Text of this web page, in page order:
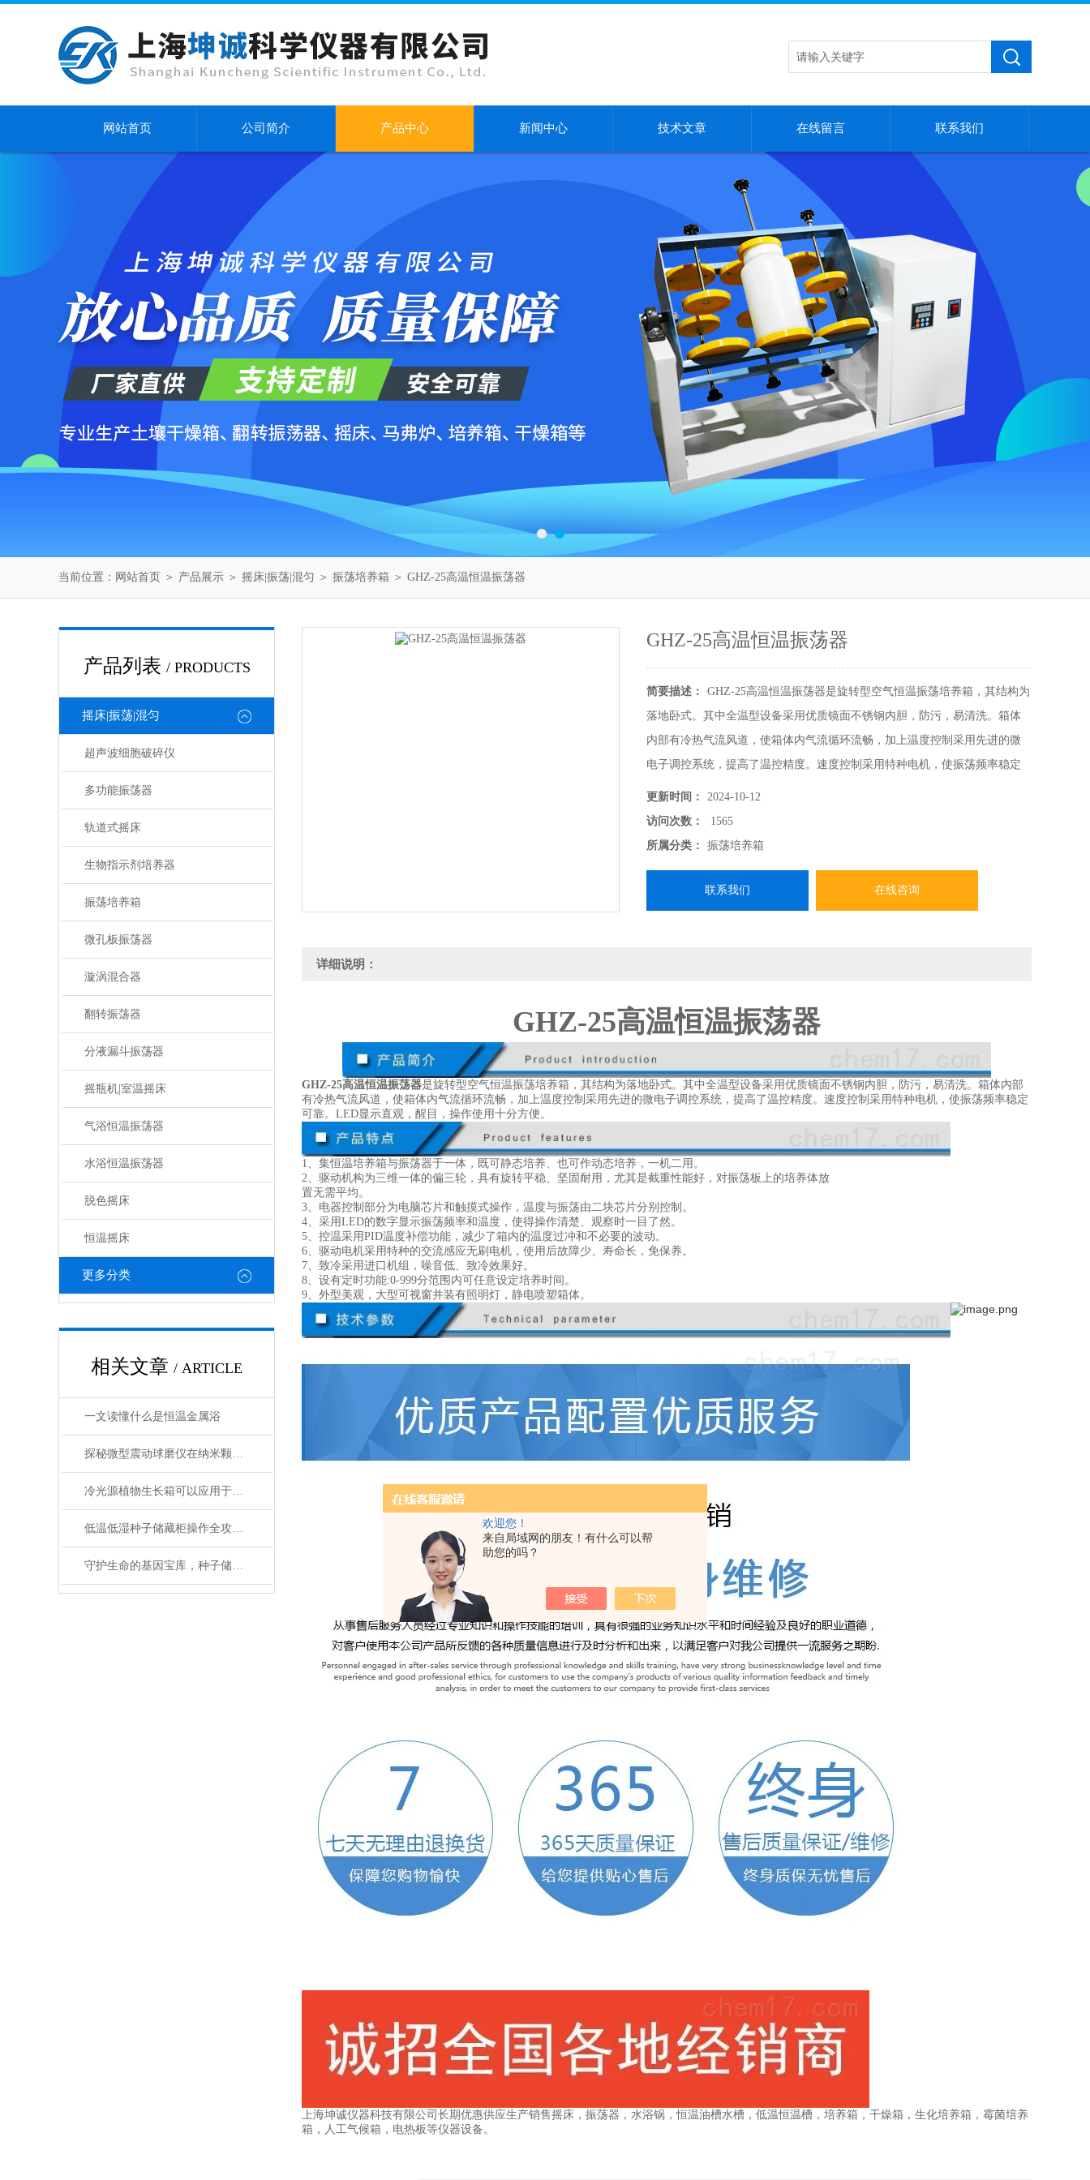
欢迎您！
来自局域网的朋友！有什么可以帮
助您的吗？
网站首页 公司简介 产品中心 新闻中心 技术文章 在线留言 联系我们
当前位置： 网站首页 ＞ 产品展示 ＞ 摇床|振荡|混匀 ＞ 振荡培养箱 ＞ GHZ-25高温恒温振荡器
产品列表 / PRODUCTS
摇床|振荡|混匀
超声波细胞破碎仪
多功能振荡器
轨道式摇床
生物指示剂培养器
振荡培养箱
微孔板振荡器
漩涡混合器
翻转振荡器
分液漏斗振荡器
摇瓶机|室温摇床
气浴恒温振荡器
水浴恒温振荡器
脱色摇床
恒温摇床
更多分类
相关文章 / ARTICLE
一文读懂什么是恒温金属浴
探秘微型震动球磨仪在纳米颗粒制备中的关键作用
冷光源植物生长箱可以应用于各种植物的生长
低温低湿种子储藏柜操作全攻略：从准备到维护的标准化流程
守护生命的基因宝库，种子储藏柜使用事项详解
GHZ-25高温恒温振荡器
简要描述：
GHZ-25高温恒温振荡器是旋转型空气恒温振荡培养箱，其结构为
落地卧式。其中全温型设备采用优质镜面不锈钢内胆，防污，易清洗。箱体
内部有冷热气流风道，使箱体内气流循环流畅，加上温度控制采用先进的微
电子调控系统，提高了温控精度。速度控制采用特种电机，使振荡频率稳定
可靠。LED显示直观，醒目，操作使用十分方便。
更新时间：
2024-10-12
访问次数：
1565
所属分类：
振荡培养箱
联系我们 在线咨询
详细说明：
GHZ-25高温恒温振荡器
GHZ-25高温恒温振荡器是旋转型空气恒温振荡培养箱，其结构为落地卧式。其中全温型设备采用优质镜面不锈钢内胆，防污，易清洗。箱体内部
有冷热气流风道，使箱体内气流循环流畅，加上温度控制采用先进的微电子调控系统，提高了温控精度。速度控制采用特种电机，使振荡频率稳定
可靠。LED显示直观，醒目，操作使用十分方便。
1、集恒温培养箱与振荡器于一体，既可静态培养、也可作动态培养，一机二用。
2、驱动机构为三维一体的偏三轮，具有旋转平稳、坚固耐用，尤其是截重性能好，对振荡板上的培养体放
置无需平均。
3、电器控制部分为电脑芯片和触摸式操作，温度与振荡由二块芯片分别控制。
4、采用LED的数字显示振荡频率和温度，使得操作清楚、观察时一目了然。
5、控温采用PID温度补偿功能，减少了箱内的温度过冲和不必要的波动。
6、驱动电机采用特种的交流感应无刷电机，使用后故障少、寿命长，免保养。
7、致冷采用进口机组，噪音低、致冷效果好。
8、设有定时功能:0-999分范围内可任意设定培养时间。
9、外型美观，大型可视窗并装有照明灯，静电喷塑箱体。
上海坤诚仪器科技有限公司长期优惠供应生产销售摇床，振荡器，水浴锅，恒温油槽水槽，低温恒温槽，培养箱，干燥箱，生化培养箱，霉菌培养
箱，人工气候箱，电热板等仪器设备。